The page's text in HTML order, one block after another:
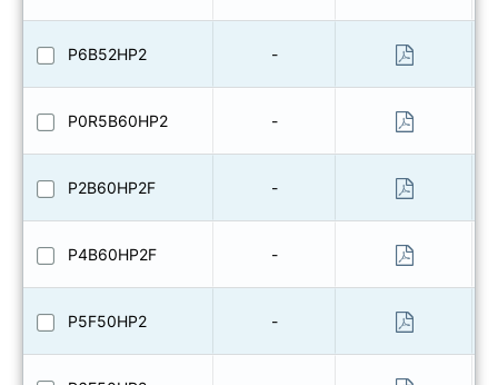
P6B52HP2
P0R5B60HP2
P2B60HP2F
P4B60HP2F
P5F50HP2
-
-
-
-
-